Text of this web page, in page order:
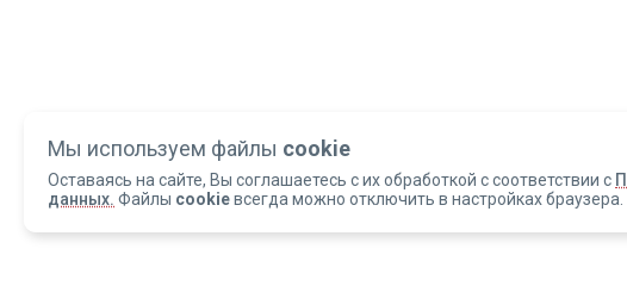
Мы используем файлы cookie
Оставаясь на сайте, Вы соглашаетесь с их обработкой с соответствии с
данных. Файлы cookieвсегда можно отключить в настройках браузера.